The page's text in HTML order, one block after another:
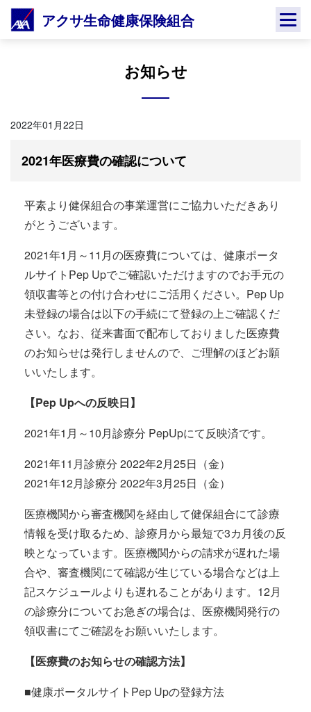
Skip
アクサ生命健康保険組合
お知らせ
2022年01月22日
2021年医療費の確認について
平素より健保組合の事業運営にご協力いただきあり
がとうございます。
2021年1月～11月の医療費については、健康ポータ
ルサイトPep Upでご確認いただけますのでお手元の
領収書等との付け合わせにご活用ください。Pep Up
未登録の場合は以下の手続にて登録の上ご確認くだ
さい。なお、従来書面で配布しておりました医療費
のお知らせは発行しませんので、ご理解のほどお願
いいたします。
【Pep Upへの反映日】
2021年1月～10月診療分 PepUpにて反映済です。
2021年11月診療分 2022年2月25日（金）
2021年12月診療分 2022年3月25日（金）
医療機関から審査機関を経由して健保組合にて診療
情報を受け取るため、診療月から最短で3カ月後の反
映となっています。医療機関からの請求が遅れた場
合や、審査機関にて確認が生じている場合などは上
記スケジュールよりも遅れることがあります。12月
の診療分についてお急ぎの場合は、医療機関発行の
領収書にてご確認をお願いいたします。
【医療費のお知らせの確認方法】
■健康ポータルサイトPep Upの登録方法